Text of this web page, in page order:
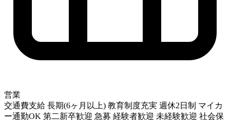
営業
交通費支給 長期(6ヶ月以上) 教育制度充実 週休2日制 マイカ
ー通勤OK 第二新卒歓迎 急募 経験者歓迎 未経験歓迎 社会保